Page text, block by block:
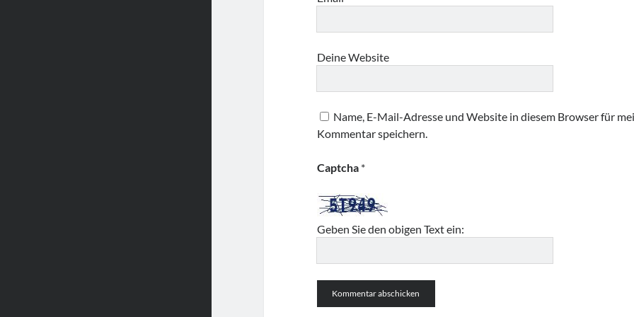
Deine Website
Name, E-Mail-Adresse und Website in diesem Browser für
Kommentar speichern.
Captcha *
Geben Sie den obigen Text ein: